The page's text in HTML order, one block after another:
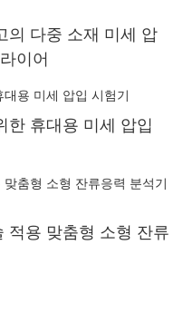
의 다중 소재 미세 압
이어
한 휴대용 미세 압입
적용 맞춤형 소형 잔류